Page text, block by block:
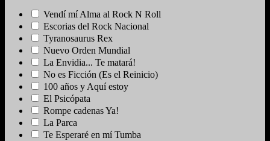
Vendí mí Alma al Rock N Roll
Escorias del Rock Nacional
Tyranosaurus Rex
Nuevo Orden Mundial
La Envidia... Te matará!
No es Ficción (Es el Reinicio)
100 años y Aquí estoy
El Psicópata
Rompe cadenas Ya!
La Parca
Te Esperaré en mí Tumba